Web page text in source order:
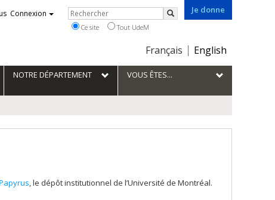
Je donne
Choix
la
langue
Français English
Connexion Rechercher
Rechercher
Ce site Tout UdeM
NOTRE DÉPARTEMENT VOUS ÊTES...
, le dépôt institutionnel de l’Université de Montréal.